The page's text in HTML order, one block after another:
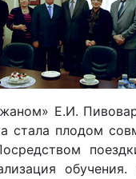
Е.И.
стала плодом